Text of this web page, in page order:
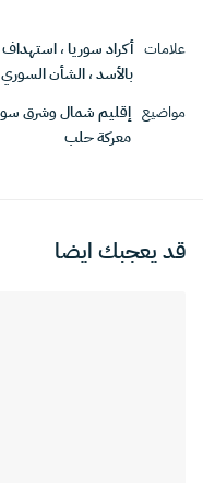
علامات أكراد سوريا،استهداف
بالأسد،الشأن السوري
مواضيع إقليم شمال وشرق
معركة حلب
قد يعجبك ايضا